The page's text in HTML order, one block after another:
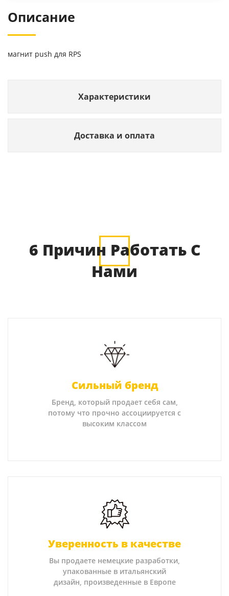
Описание
магнит push для RPS
Характеристики
Доставка и оплата
6 Причин Работать С
Нами
Сильный бренд
Бренд, который продает себя сам,
потому что прочно ассоциируется с
высоким классом
Уверенность в качестве
Вы продаете немецкие разработки,
упакованные в итальянский
дизайн, произведенные в Европе